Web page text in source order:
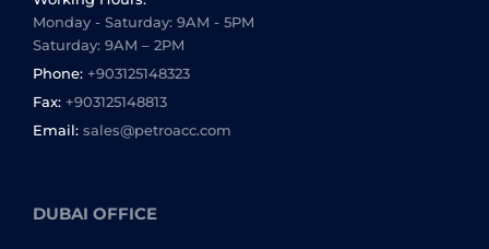
Monday - Saturday: 9AM - 5PM
Saturday: 9AM – 2PM
Phone: +903125148323
Fax: +903125148813
Email: sales@petroacc.com
DUBAI OFFICE